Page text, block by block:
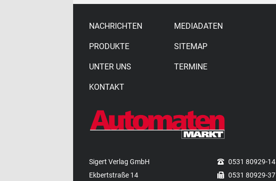
NACHRICHTEN
PRODUKTE
UNTER UNS
KONTAKT
MEDIADATEN
SITEMAP
TERMINE
Sigert Verlag GmbH
Ekbertstraße 14
0531 80929-14
0531 80929-37